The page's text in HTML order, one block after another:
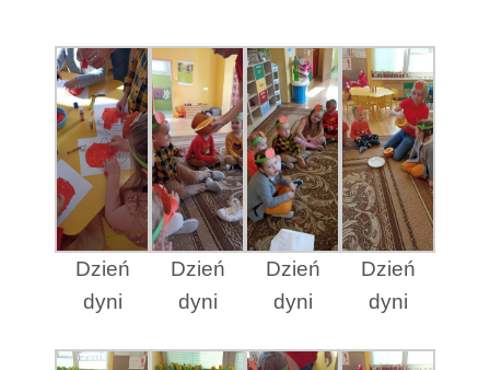
Dzień
dyni
Dzień
dyni
Dzień
dyni
Dzień
dyni